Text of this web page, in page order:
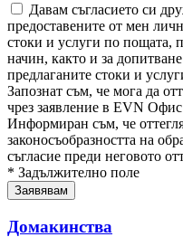
Давам съгласието си
предоставените от мен
стоки и услуги по пощата,
начин, както и за
предлаганите стоки и
Запознат съм, че мога да
чрез заявление в EVN
Информиран съм, че
законосъобразността на
съгласие преди неговото
* Задължително поле
Домакинства